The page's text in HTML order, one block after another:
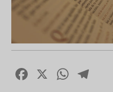
Facebook
X